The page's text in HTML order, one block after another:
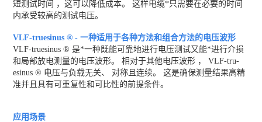
短测试时间 ，这可以降低成本。 这样电缆*只需要在必要的时间
内承受较高的测试电压。
VLF-truesinus ® - 一种适用于各种方法和组合方法的电压波形
VLF-truesinus ® 是*一种既能可靠地进行电压测试又能*进行介损
和局部放电测量的电压波形。 相对于其他电压波形 ， VLF-tru-
esinus ® 电压与负载无关、 对称且连续。 这是确保测量结果高精
准并且具有可重复性和可比性的前提条件。
应用场景